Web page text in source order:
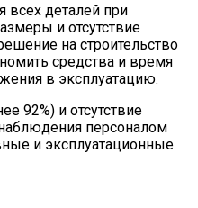
всех деталей при
и отсутствие
на строительство
средства и время
в эксплуатацию.
92%) и отсутствие
персоналом
и эксплуатационные